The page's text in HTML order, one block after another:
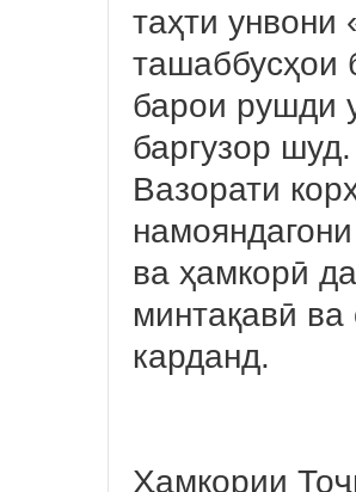
таҳти
ташаббусҳои
барои рушди
баргузор шуд.
Вазорати
ва ҳамкорӣ
минтақавӣ
карданд.
Ҳамкории